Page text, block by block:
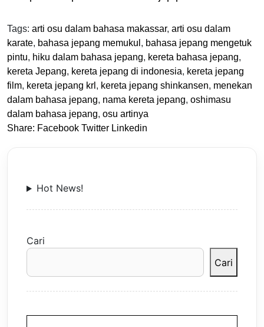
Tags: arti osu dalam bahasa makassar, arti osu dalam
karate, bahasa jepang memukul , bahasa jepang mengetuk
pintu, hiku dalam bahasa jepang, kereta bahasa jepang,
kereta Jepang, kereta jepang di indonesia, kereta jepang
film, kereta jepang krl , kereta jepang shinkansen, menekan
dalam bahasa jepang, nama kereta jepang, oshimasu
dalam bahasa jepang, osu artinya
Share: Facebook Twitter Linkedin
Hot News!
Cari
Cari